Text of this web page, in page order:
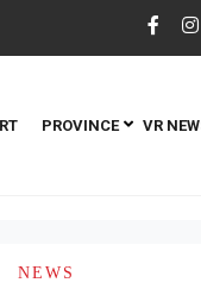
PROVINCE VR
NEWS